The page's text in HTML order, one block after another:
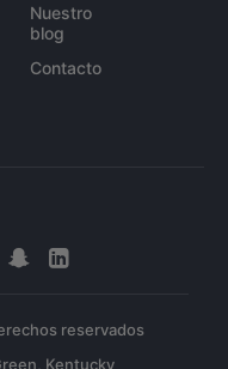
Nuestro
blog
Contacto
reservados